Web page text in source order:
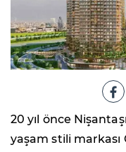
20 yıl önce
yaşam stili